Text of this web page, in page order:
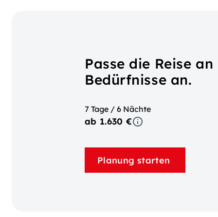
Passe die Reise
Bedürfnisse an.
7 Tage / 6 Nächte
ab 1.630 €
Planung starten